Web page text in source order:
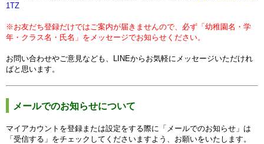
1TZ
※お友だち登録だけではご案内が届きませんので、必ず 「幼稚園名・学
年・クラス名・氏名」をメッセージでお知らせください。
お問い合わせやご意見なども、LINEから お気軽に メッセージいただけれ
ばと思います。
メールでのお知らせについて
マイアカウントを登録または設定をする際に「メールでのお知らせ」は
「受信する」をチェックしてくださいますよう、お願いをいたします。